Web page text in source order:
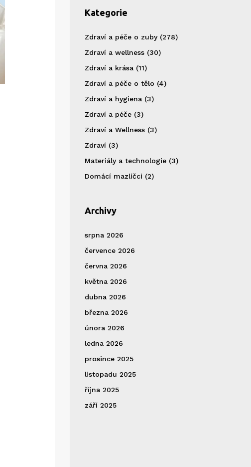
Kategorie
Zdraví a péče o zuby (278)
Zdraví a wellness (30)
Zdraví a krása (11)
Zdraví a péče o tělo (4)
Zdraví a hygiena (3)
Zdraví a péče (3)
Zdraví a Wellness (3)
Zdraví (3)
Materiály a technologie (3)
Domácí mazlíčci (2)
Archivy
srpna 2026
července 2026
června 2026
května 2026
dubna 2026
března 2026
února 2026
ledna 2026
prosince 2025
listopadu 2025
října 2025
září 2025